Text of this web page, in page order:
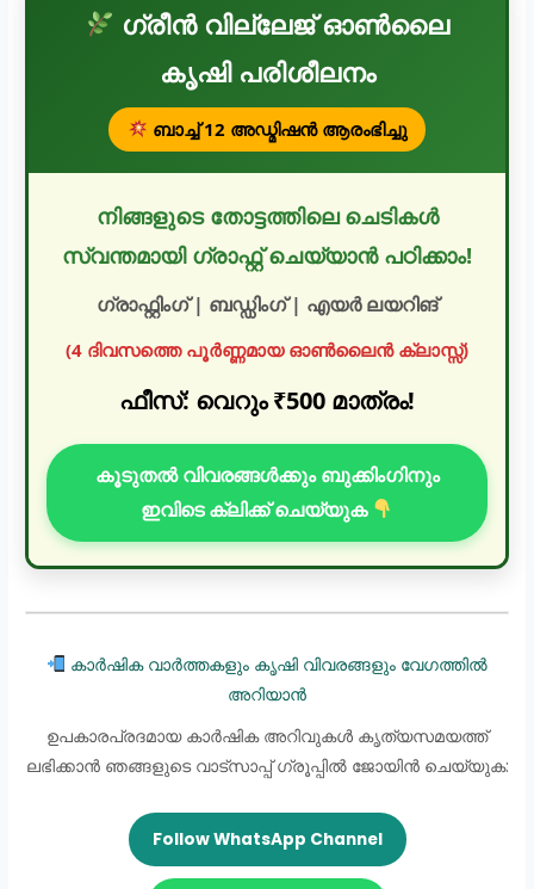
ഗ്രീൻ വില്ലേജ് ഓൺലൈ
കൃഷി പരിശീലനം
ബാച്ച് 12 അഡ്മിഷൻ ആരംഭിച്ചു
നിങ്ങളുടെ തോട്ടത്തിലെ ചെടികൾ
സ്വന്തമായി ഗ്രാഫ്റ്റ് ചെയ്യാൻ പഠിക്കാം!
ഗ്രാഫ്റ്റിംഗ് | ബഡ്ഡിംഗ് | എയർ ലയറിങ്
(4 ദിവസത്തെ പൂർണ്ണമായ ഓൺലൈൻ ക്ലാസ്സ്)
ഫീസ്: വെറും ₹500 മാത്രം!
കൂടുതൽ വിവരങ്ങൾക്കും ബുക്കിംഗിനും
ഇവിടെ ക്ലിക്ക് ചെയ്യുക
കാർഷിക വാർത്തകളും കൃഷി വിവരങ്ങളും വേഗത്തിൽ
അറിയാൻ
ഉപകാരപ്രദമായ കാർഷിക അറിവുകൾ കൃത്യസമയത്ത്
ലഭിക്കാൻ ഞങ്ങളുടെ വാട്സാപ്പ് ഗ്രൂപ്പിൽ ജോയിൻ ചെയ്യുക:
Follow WhatsApp Channel